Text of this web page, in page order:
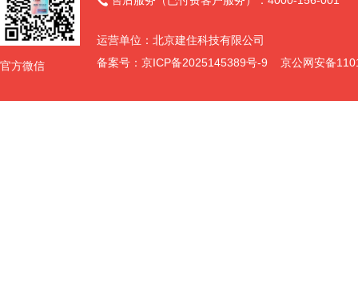
官方微信
运营单位：北京建住科技有限公司
备案号： 京ICP备2025145389号-9 京公网安备